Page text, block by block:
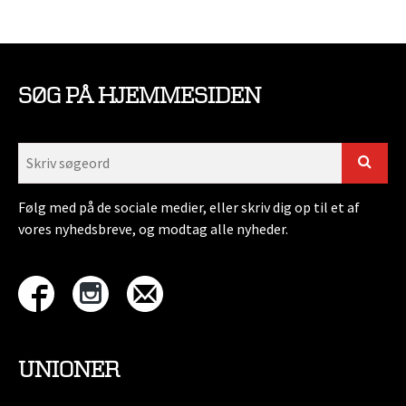
SØG PÅ HJEMMESIDEN
Følg med på de sociale medier, eller skriv dig op til et af
vores nyhedsbreve, og modtag alle nyheder.
UNIONER